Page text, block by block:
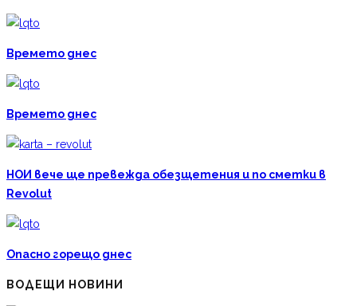
Времето днес
Времето днес
НОИ вече ще превежда обезщетения и по сметки в
Revolut
Опасно горещо днес
ВОДЕЩИ НОВИНИ